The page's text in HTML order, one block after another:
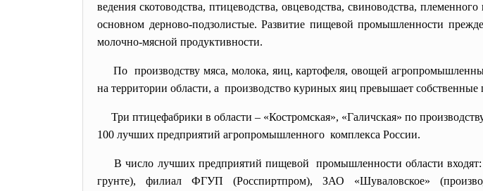
ведения скотоводства, птицеводства, овцеводства, свиноводства,
основном дерново-подзолистые. Развитие пищевой промышленности прежде
молочно-мясной продуктивности.
По производству мяса, молока, яиц, картофеля, овощей
на территории области, а производство куриных яиц превышает собственные
Три птицефабрики в области – «Костромская», «Галичская» по
100 лучших предприятий агропромышленного комплекса России.
В число лучших предприятий пищевой промышленности области
грунте), филиал ФГУП (Росспиртпром), ЗАО «Шуваловское»